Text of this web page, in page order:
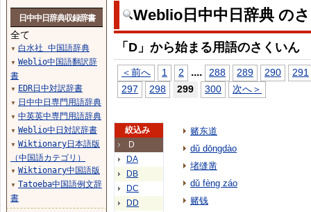
Weblio日中中日辞典 の
「D」から始まる用語のさくいん
＜前へ 1 2 .... 288 289 290
291
297
298 299 300 次へ＞
絞込み
D
DA
DB
DC
DD
赌东道
dǔ dōngdào
堵缝凿
dǔ fèng záo
赌钱
日中中日辞典収録辞書
全て
▼ 白水社 中国語辞典
▼ Weblio中国語翻訳辞
書
▼ EDR日中対訳辞書
▼ 日中中日専門用語辞典
▼ 中英英中専門用語辞典
▼ Weblio中日対訳辞書
▼ Wiktionary日本語版
（中国語カテゴリ）
▼ Wiktionary中国語版
▼ Tatoeba中国語例文辞
書